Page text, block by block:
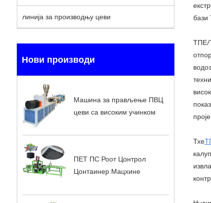
линија за производњу цеви
Нови производи
Машина за прављење ПВЦ
цеви са високим учинком
ПЕТ ПС Роот Цонтрол
Цонтаинер Мацхине
ТПЕ/
Тхе